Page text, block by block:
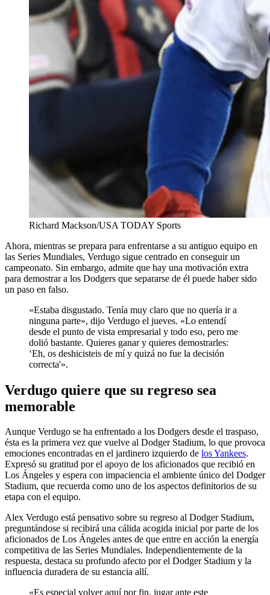
Richard Mackson/USA TODAY Sports
Ahora, mientras se prepara para enfrentarse a su antiguo equipo en
las Series Mundiales, Verdugo sigue centrado en conseguir un
campeonato. Sin embargo, admite que hay una motivación extra
para demostrar a los Dodgers que separarse de él puede haber sido
un paso en falso.
«Estaba disgustado. Tenía muy claro que no quería ir a
ninguna parte», dijo Verdugo el jueves. «Lo entendí
desde el punto de vista empresarial y todo eso, pero me
dolió bastante. Quieres ganar y quieres demostrarles:
‘Eh, os deshicisteis de mí y quizá no fue la decisión
correcta'».
Verdugo quiere que su regreso sea
memorable
Aunque Verdugo se ha enfrentado a los Dodgers desde el traspaso,
ésta es la primera vez que vuelve al Dodger Stadium, lo que provoca
emociones encontradas en el jardinero izquierdo de los Yankees.
Expresó su gratitud por el apoyo de los aficionados que recibió en
Los Ángeles y espera con impaciencia el ambiente único del Dodger
Stadium, que recuerda como uno de los aspectos definitorios de su
etapa con el equipo.
Alex Verdugo está pensativo sobre su regreso al Dodger Stadium,
preguntándose si recibirá una cálida acogida inicial por parte de los
aficionados de Los Ángeles antes de que entre en acción la energía
competitiva de las Series Mundiales. Independientemente de la
respuesta, destaca su profundo afecto por el Dodger Stadium y la
influencia duradera de su estancia allí.
«Es especial volver aquí por fin, jugar ante este